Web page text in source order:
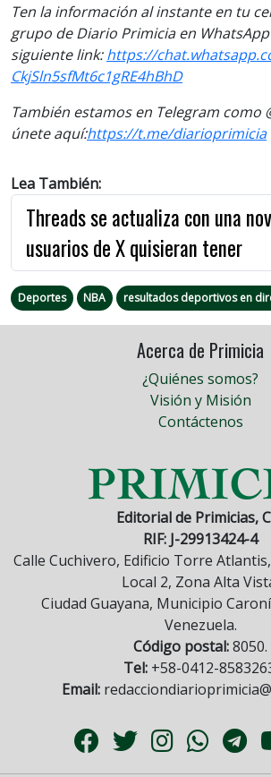
Ten la información al instante en tu
grupo de Diario Primicia en
siguientelink:https://
CkjSln5sfMt6c1gRE4hBhD
También estamos en Telegram como
únete aquí:https://t.me/diarioprimicia
Lea También:
Threads se actualiza con una
usuarios de X quisieran tener
Deportes NBA resultados deportivos en
Acerca de Primicia
¿Quiénes somos?
Visión y Misión
Contáctenos
Editorial de Primicias,
RIF: J-29913424-4
Calle Cuchivero, Edificio Torre
Local 2, Zona Alta
Ciudad Guayana, Municipio
Venezuela.
Código postal:8050.
Tel:+58-0412-
Email: